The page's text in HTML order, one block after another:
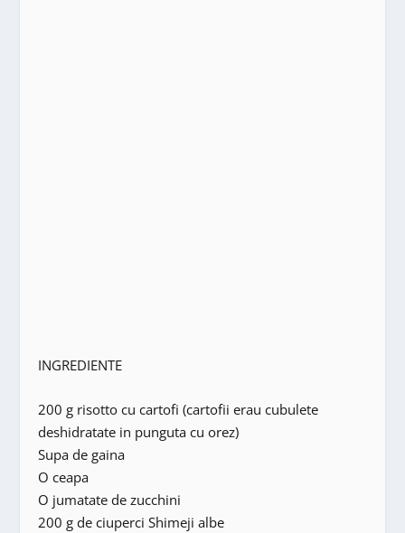
INGREDIENTE
200 g risotto cu cartofi (cartofii erau cubulete
deshidratate in punguta cu orez)
Supa de gaina
O ceapa
O jumatate de zucchini
200 g de ciuperci Shimeji albe